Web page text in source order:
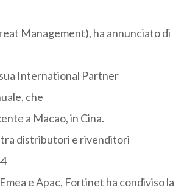
Management), ha annunciato di
International Partner
che
a Macao, in Cina.
tra distributori e rivenditori
e Apac, Fortinet ha condiviso la